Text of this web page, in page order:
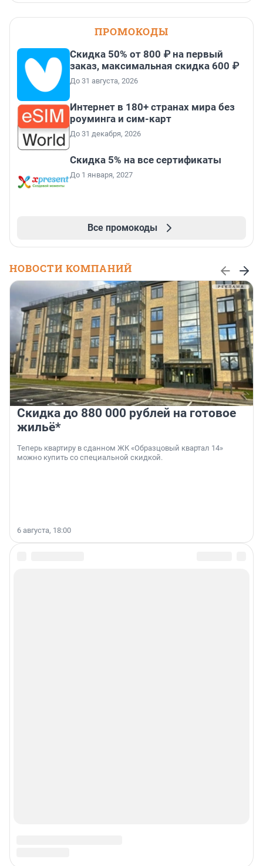
ПРОМОКОДЫ
Скидка 50% от 800 ₽ на первый
заказ, максимальная скидка 600 ₽
До 31 августа, 2026
Интернет в 180+ странах мира без
роуминга и сим-карт
До 31 декабря, 2026
Скидка 5% на все сертификаты
До 1 января, 2027
Все промокоды
НОВОСТИ КОМПАНИЙ
Скидка до 880 000 рублей на готовое
жильё*
Теперь квартиру в сданном ЖК «Образцовый квартал 14»
можно купить со специальной скидкой.
6 августа, 18:00